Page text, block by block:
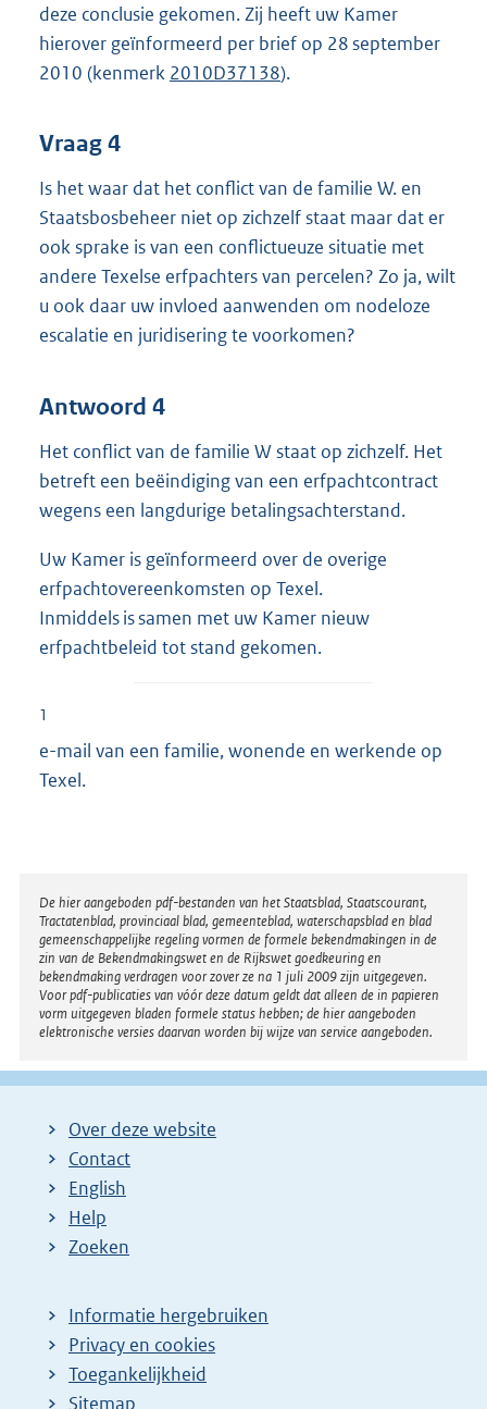
deze conclusie gekomen. Zij heeft uw Kamer
hierover geïnformeerd per brief op 28 september
2010 (kenmerk 2010D37138).
Vraag 4
Is het waar dat het conflict van de familie W. en
Staatsbosbeheer niet op zichzelf staat maar dat er
ook sprake is van een conflictueuze situatie met
andere Texelse erfpachters van percelen? Zo ja, wilt
u ook daar uw invloed aanwenden om nodeloze
escalatie en juridisering te voorkomen?
Antwoord 4
Het conflict van de familie W staat op zichzelf. Het
betreft een beëindiging van een erfpachtcontract
wegens een langdurige betalingsachterstand.
Uw Kamer is geïnformeerd over de overige
erfpachtovereenkomsten op Texel.
Inmiddels is samen met uw Kamer nieuw
erfpachtbeleid tot stand gekomen.
1
e-mail van een familie, wonende en werkende op
Texel.
Disclaimer
De hier aangeboden pdf-bestanden van het Staatsblad, Staatscourant,
Tractatenblad, provinciaal blad, gemeenteblad, waterschapsblad en blad
gemeenschappelijke regeling vormen de formele bekendmakingen in de
zin van de Bekendmakingswet en de Rijkswet goedkeuring en
bekendmaking verdragen voor zover ze na 1 juli 2009 zijn uitgegeven.
Voor pdf-publicaties van vóór deze datum geldt dat alleen de in papieren
vorm uitgegeven bladen formele status hebben; de hier aangeboden
elektronische versies daarvan worden bij wijze van service aangeboden.
Over deze website
Contact
English
Help
Zoeken
Informatie hergebruiken
Privacy en cookies
Toegankelijkheid
Sitemap